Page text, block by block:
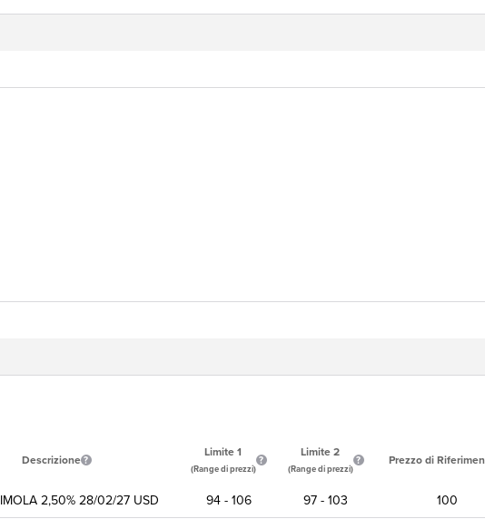
Descrizione Limite 1
(Range di prezzi)
Limite 2
(Range di prezzi)
Prezzo di
2,50% 28/02/27 USD 94 - 106 97 - 103 100